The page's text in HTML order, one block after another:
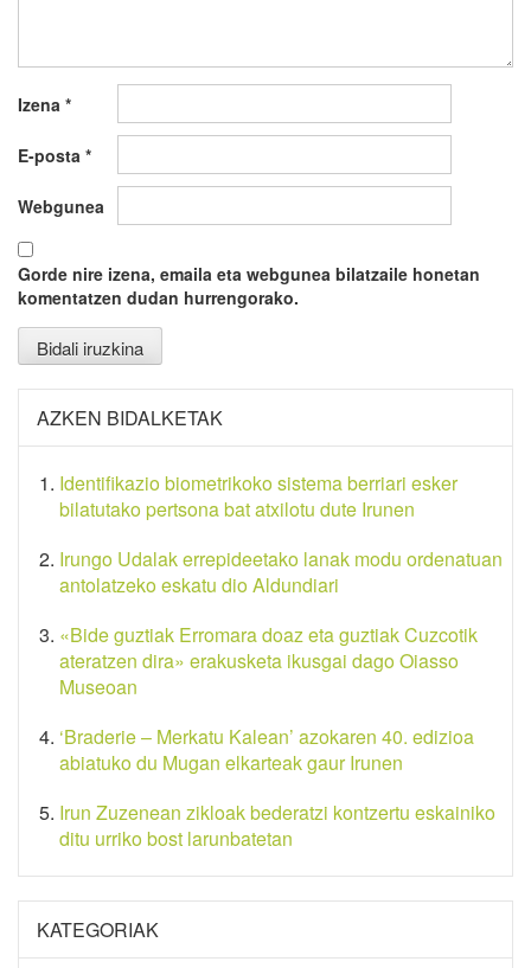
Izena *
E-posta *
Webgunea
Gorde nire izena, emaila eta webgunea bilatzaile honetan
komentatzen dudan hurrengorako.
AZKEN BIDALKETAK
Identifikazio biometrikoko sistema berriari esker
bilatutako pertsona bat atxilotu dute Irunen
Irungo Udalak errepideetako lanak modu ordenatuan
antolatzeko eskatu dio Aldundiari
«Bide guztiak Erromara doaz eta guztiak Cuzcotik
ateratzen dira» erakusketa ikusgai dago Oiasso
Museoan
‘Braderie – Merkatu Kalean’ azokaren 40. edizioa
abiatuko du Mugan elkarteak gaur Irunen
Irun Zuzenean zikloak bederatzi kontzertu eskainiko
ditu urriko bost larunbatetan
KATEGORIAK